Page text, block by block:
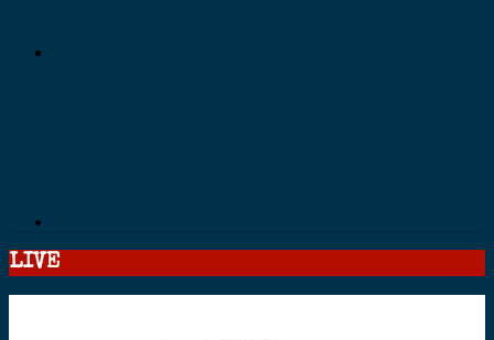
LIVE